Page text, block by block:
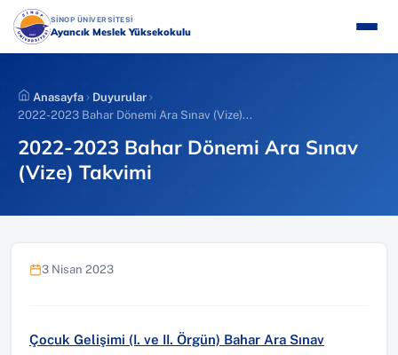
İçeriğe
atla
SİNOP ÜNİVERSİTESİ(YENI SEKMEDE AÇILIR)
Ayancık Meslek Yüksekokulu
Anasayfa
Duyurular
2022-2023 Bahar Dönemi Ara Sınav (Vize)...
2022-2023 Bahar Dönemi Ara Sınav
(Vize) Takvimi
3 Nisan 2023
Çocuk Gelişimi (I. ve II. Örgün) Bahar Ara Sınav